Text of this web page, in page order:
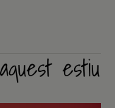
estiu